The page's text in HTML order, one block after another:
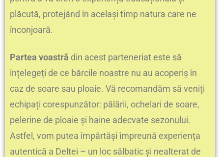
plăcută, protejând în același timp natura care ne
înconjoară.
Partea voastră din acest parteneriat este să
înțelegeți de ce bărcile noastre nu au acoperiș în
caz de soare sau ploaie. Vă recomandăm să veniți
echipați corespunzător: pălării, ochelari de soare,
pelerine de ploaie și haine adecvate sezonului.
Astfel, vom putea împărtăși împreună experiența
autentică a Deltei – un loc sălbatic și nealterat de